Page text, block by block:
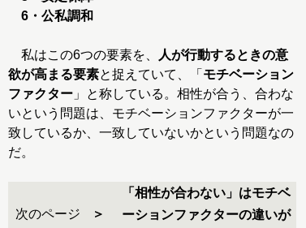
6・公私調和
私はこの6つの要素を、
人が行動するときの意
欲が高まる要素と捉えていて、「 モチベーション
ファクター 」と称している。相性が合う、合わな
いという問題は、モチベーションファクターが一
致しているか、一致していないかという問題なの
だ。
次のページ
「相性が合わない」はモチベ
ーションファクターの違いが